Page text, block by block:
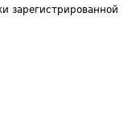
зарегистрированной